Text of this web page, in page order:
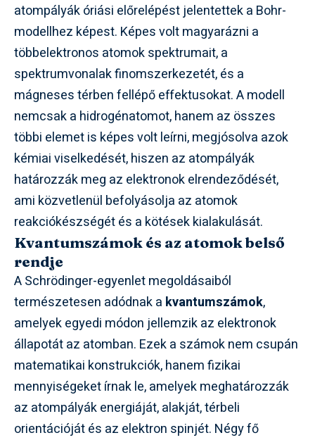
atompályák óriási előrelépést jelentettek a Bohr-
modellhez képest. Képes volt magyarázni a
többelektronos atomok spektrumait, a
spektrumvonalak finomszerkezetét, és a
mágneses térben fellépő effektusokat. A modell
nemcsak a hidrogénatomot, hanem az összes
többi elemet is képes volt leírni, megjósolva azok
kémiai viselkedését, hiszen az atompályák
határozzák meg az elektronok elrendeződését,
ami közvetlenül befolyásolja az atomok
reakciókészségét és a kötések kialakulását.
Kvantumszámok és az atomok belső
rendje
A Schrödinger-egyenlet megoldásaiból
természetesen adódnak a kvantumszámok,
amelyek egyedi módon jellemzik az elektronok
állapotát az atomban. Ezek a számok nem csupán
matematikai konstrukciók, hanem fizikai
mennyiségeket írnak le, amelyek meghatározzák
az atompályák energiáját, alakját, térbeli
orientációját és az elektron spinjét. Négy fő